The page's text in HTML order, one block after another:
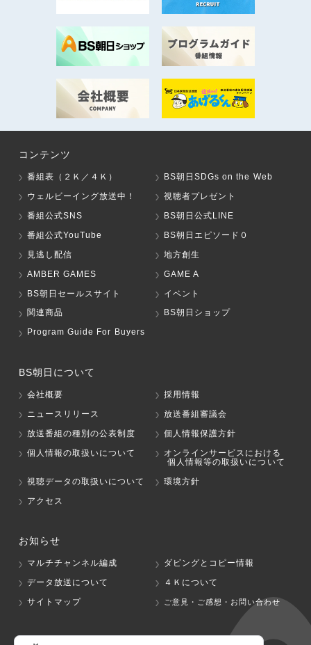
コンテンツ
番組表（２Ｋ／４Ｋ）
BS朝日SDGs on the Web
ウェルビーイング放送中！
視聴者プレゼント
番組公式SNS
BS朝日公式LINE
番組公式YouTube
BS朝日エピソード０
見逃し配信
地方創生
AMBER GAMES
GAME A
BS朝日セールスサイト
イベント
関連商品
BS朝日ショップ
Program Guide For Buyers
BS朝日について
会社概要
採用情報
ニュースリリース
放送番組審議会
放送番組の種別の公表制度
個人情報保護方針
個人情報の取扱いについて
オンラインサービスにおける
個人情報等の取扱いについて
視聴データの取扱いについて
環境方針
アクセス
お知らせ
マルチチャンネル編成
ダビングとコピー情報
データ放送について
４Ｋについて
サイトマップ
ご意見・ご感想・お問い合わせ
グループ会社